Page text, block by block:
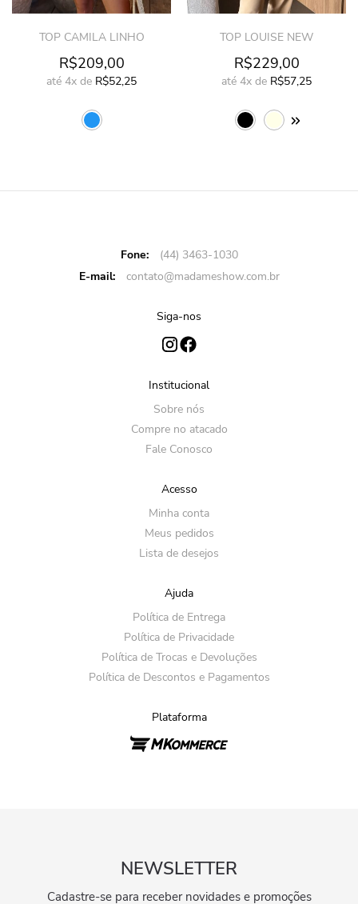
TOP CAMILA LINHO
R$209,00
até 4x de R$52,25
TOP LOUISE NEW
R$229,00
até 4x de R$57,25
Fone:
(44) 3463-1030
E-mail:
contato@madameshow.com.br
Siga-nos
Institucional
Sobre nós
Compre no atacado
Fale Conosco
Acesso
Minha conta
Meus pedidos
Lista de desejos
Ajuda
Política de Entrega
Política de Privacidade
Política de Trocas e Devoluções
Política de Descontos e Pagamentos
Plataforma
NEWSLETTER
Cadastre-se para receber novidades e promoções